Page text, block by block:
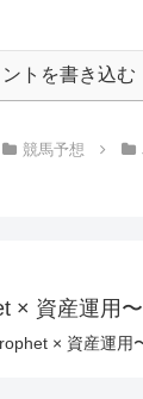
ントを書き込む
競馬予想
× 資産運用
× 資産運用